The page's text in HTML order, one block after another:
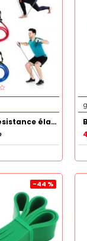
Bande de Tirage Résistance élastique
-44 %